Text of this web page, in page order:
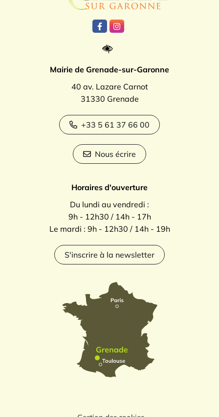
Lien vers le compte Facebook
Lien vers le compte
Mairie de Grenade-sur-Garonne
40 av. Lazare Carnot
31330 Grenade
+33 5 61 37 66 00
Nous écrire
Horaires d'ouverture
Du lundi au vendredi :
9h - 12h30 / 14h - 17h
Le mardi : 9h - 12h30 / 14h - 19h
S'inscrire à la newsletter